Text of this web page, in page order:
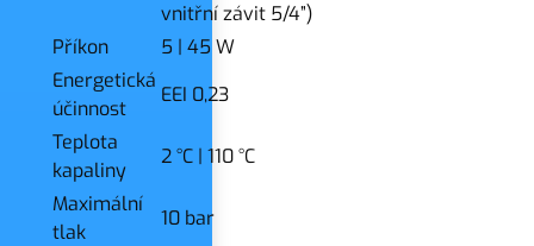
vnitřní závit 5/4”)
Příkon
5 | 45 W
Energetická
účinnost
EEI 0,23
Teplota
kapaliny
2 °C | 110 °C
Maximální
tlak
10 bar